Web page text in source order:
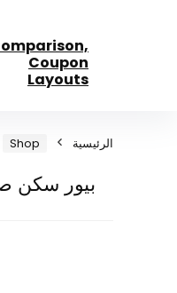
Coupon
Layouts
الرئيسية Shop
بيور سكن صابون